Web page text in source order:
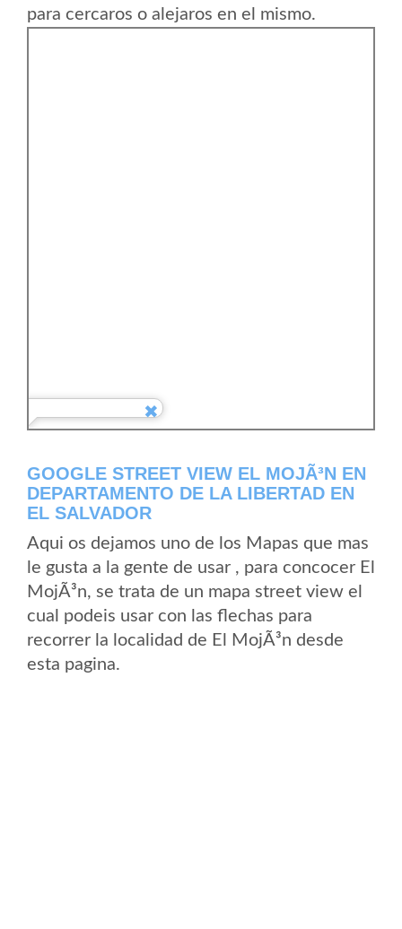
para cercaros o alejaros en el mismo.
GOOGLE STREET VIEW EL MOJÃ³N EN
DEPARTAMENTO DE LA LIBERTAD EN
EL SALVADOR
Aqui os dejamos uno de los Mapas que mas
le gusta a la gente de usar , para concocer El
MojÃ³n, se trata de un mapa street view el
cual podeis usar con las flechas para
recorrer la localidad de El MojÃ³n desde
esta pagina.